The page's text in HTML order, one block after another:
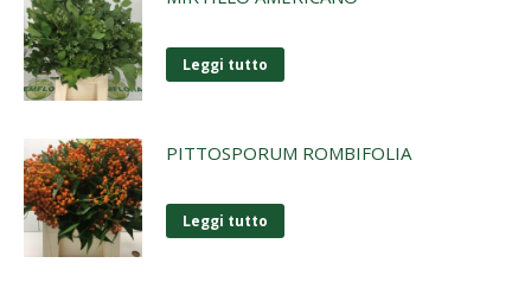
Leggi tutto
PITTOSPORUM ROMBIFOLIA
Leggi tutto